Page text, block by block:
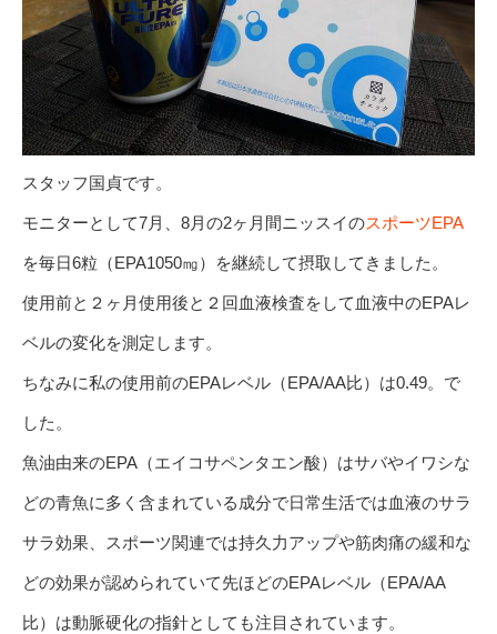
スタッフ国貞です。
モニターとして7月、8月の2ヶ月間ニッスイのスポーツEPA
を毎日6粒（EPA1050㎎）を継続して摂取してきました。
使用前と２ヶ月使用後と２回血液検査をして血液中のEPAレ
ベルの変化を測定します。
ちなみに私の使用前のEPAレベル（EPA/AA比）は0.49。で
した。
魚油由来のEPA（エイコサペンタエン酸）はサバやイワシな
どの青魚に多く含まれている成分で日常生活では血液のサラ
サラ効果、スポーツ関連では持久力アップや筋肉痛の緩和な
どの効果が認められていて先ほどのEPAレベル（EPA/AA
比）は動脈硬化の指針としても注目されています。